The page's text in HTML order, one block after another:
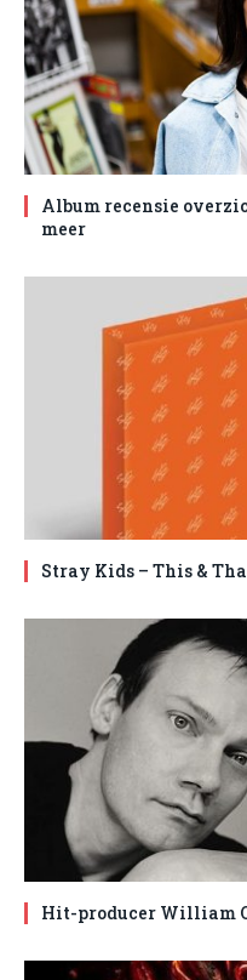
Album recensie
meer
Stray Kids – This &
Hit-producer William